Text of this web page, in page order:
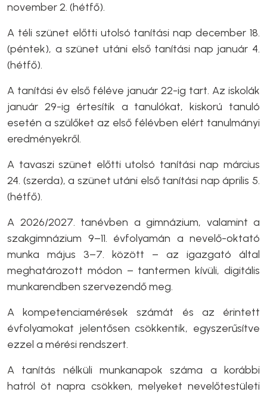
november 2. (hétfő).
A téli szünet előtti utolsó tanítási nap december 18.
(péntek), a szünet utáni első tanítási nap január 4.
(hétfő).
A tanítási év első féléve január 22-ig tart. Az iskolák
január 29-ig értesítik a tanulókat, kiskorú tanuló
esetén a szülőket az első félévben elért tanulmányi
eredményekről.
A tavaszi szünet előtti utolsó tanítási nap március
24. (szerda), a szünet utáni első tanítási nap április 5.
(hétfő).
A 2026/2027. tanévben a gimnázium, valamint a
szakgimnázium 9–11. évfolyamán a nevelő-oktató
munka május 3–7. között – az igazgató által
meghatározott módon – tantermen kívüli, digitális
munkarendben szervezendő meg.
A kompetenciamérések számát és az érintett
évfolyamokat jelentősen csökkentik, egyszerűsítve
ezzel a mérési rendszert.
A tanítás nélküli munkanapok száma a korábbi
hatról öt napra csökken, melyeket nevelőtestületi